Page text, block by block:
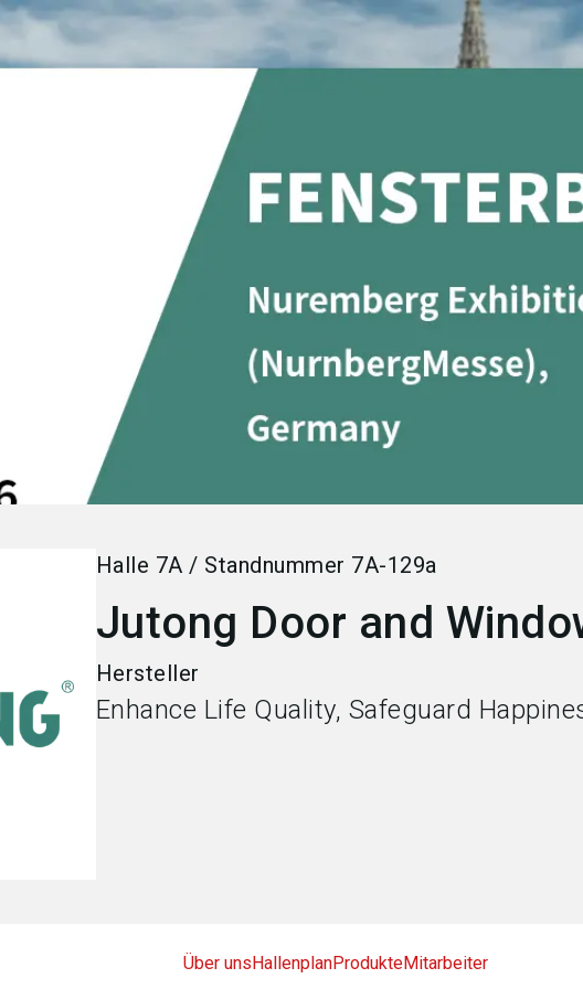
Halle 7A / Standnummer 7A-129a
Jutong Door and
Hersteller
Enhance Life Quality, Safeguard
Über unsHallenplanProdukteMitarbeiter